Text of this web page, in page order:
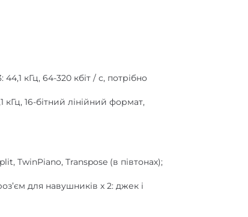
кГц, 64-320 кбіт / с, потрібно
16-бітний лінійний формат,
TwinPiano, Transpose (в півтонах);
для навушників x 2: джек і